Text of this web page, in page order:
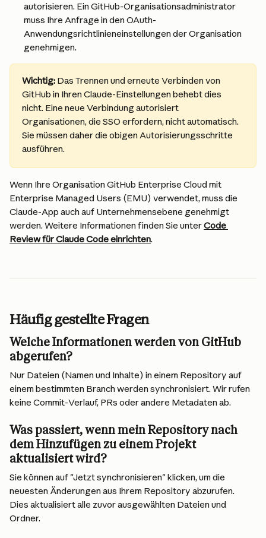
autorisieren. Ein GitHub-Organisationsadministrator
muss Ihre Anfrage in den OAuth-
Anwendungsrichtlinieneinstellungen der Organisation
genehmigen.
Wichtig: Das Trennen und erneute Verbinden von
GitHub in Ihren Claude-Einstellungen behebt dies
nicht. Eine neue Verbindung autorisiert
Organisationen, die SSO erfordern, nicht automatisch.
Sie müssen daher die obigen Autorisierungsschritte
ausführen.
Wenn Ihre Organisation GitHub Enterprise Cloud mit
Enterprise Managed Users (EMU) verwendet, muss die
Claude-App auch auf Unternehmensebene genehmigt
werden. Weitere Informationen finden Sie unter Code
Review für Claude Code einrichten.
Häufig gestellte Fragen
Welche Informationen werden von GitHub
abgerufen?
Nur Dateien (Namen und Inhalte) in einem Repository auf
einem bestimmten Branch werden synchronisiert. Wir rufen
keine Commit-Verlauf, PRs oder andere Metadaten ab.
Was passiert, wenn mein Repository nach
dem Hinzufügen zu einem Projekt
aktualisiert wird?
Sie können auf "Jetzt synchronisieren" klicken, um die
neuesten Änderungen aus Ihrem Repository abzurufen.
Dies aktualisiert alle zuvor ausgewählten Dateien und
Ordner.